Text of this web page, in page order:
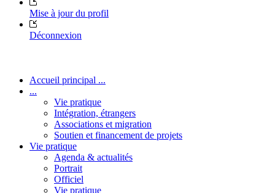
Mise à jour du profil
Déconnexion
Accueil principal ...
...
Vie pratique
Intégration, étrangers
Associations et migration
Soutien et financement de projets
Vie pratique
Agenda & actualités
Portrait
Officiel
Vie pratique